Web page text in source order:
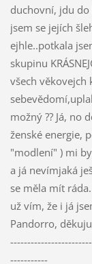
duchovní, jdu do
jsem se jejích
ejhle..potkala
skupinu
všech věkovejch
možný ?? Já, no
ženské energie,
"modlení" ) mi
a já nevímjaká
se měla mít
už vím, že i já
Pandorro,
-----------